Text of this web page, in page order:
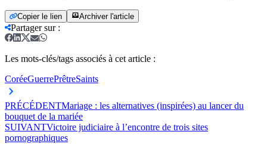
Copier le lien Archiver l'article
Partager sur:
Les mots-clés/tags associés à cet article :
CoréeGuerrePrêtreSaints
PRÉCÉDENTMariage : les alternatives (inspirées) au lancer du
bouquet de la mariée
SUIVANTVictoire judiciaire à l’encontre de trois sites
pornographiques